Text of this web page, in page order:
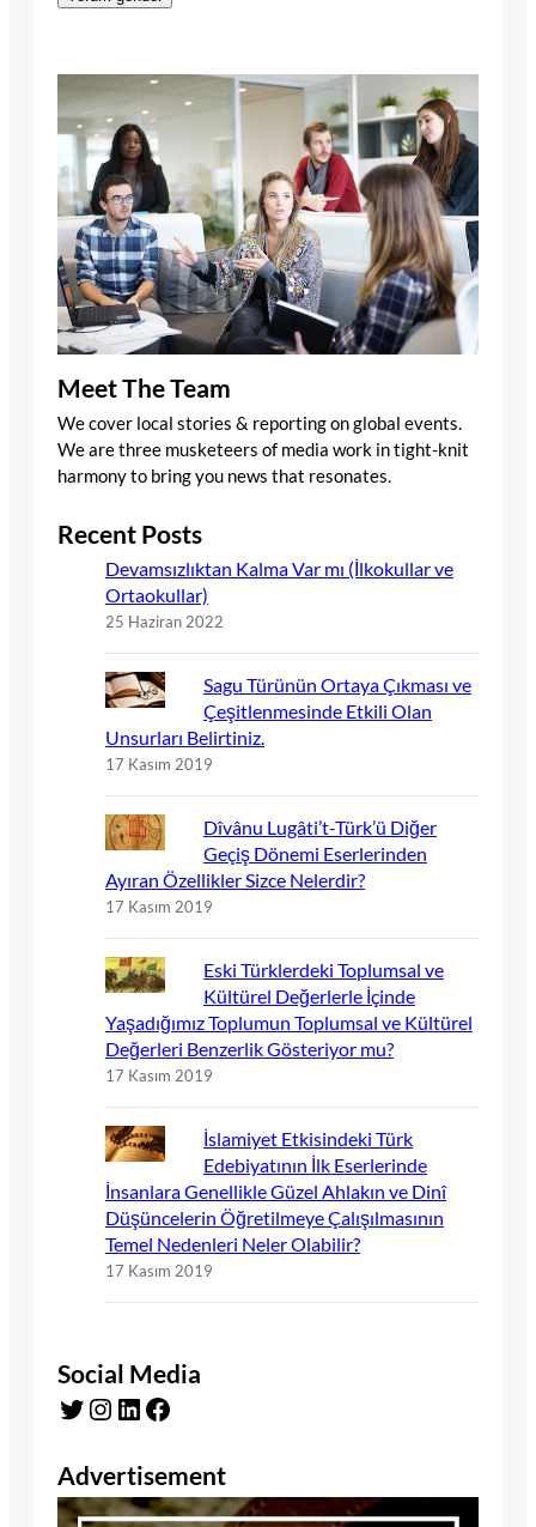
Meet The Team
We cover local stories & reporting on global events.
We are three musketeers of media work in tight-knit
harmony to bring you news that resonates.
Recent Posts
Devamsızlıktan Kalma Var mı (İlkokullar ve
Ortaokullar)
25 Haziran 2022
Sagu Türünün Ortaya Çıkması ve
Çeşitlenmesinde Etkili Olan
Unsurları Belirtiniz.
17 Kasım 2019
Dîvânu Lugâti’t-Türk’ü Diğer
Geçiş Dönemi Eserlerinden
Ayıran Özellikler Sizce Nelerdir?
17 Kasım 2019
Eski Türklerdeki Toplumsal ve
Kültürel Değerlerle İçinde
Yaşadığımız Toplumun Toplumsal ve Kültürel
Değerleri Benzerlik Gösteriyor mu?
17 Kasım 2019
İslamiyet Etkisindeki Türk
Edebiyatının İlk Eserlerinde
İnsanlara Genellikle Güzel Ahlakın ve Dinî
Düşüncelerin Öğretilmeye Çalışılmasının
Temel Nedenleri Neler Olabilir?
17 Kasım 2019
Social Media
Twitter Instagram LinkedIn Facebook
Advertisement